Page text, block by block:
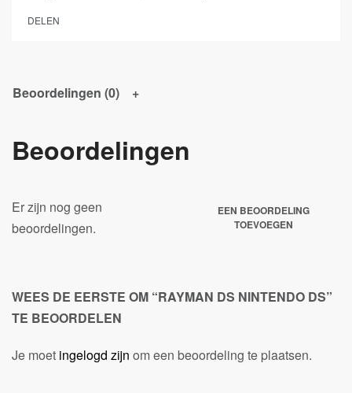
DELEN
Beoordelingen (0)
Beoordelingen
Er zijn nog geen
beoordelingen.
EEN BEOORDELING
TOEVOEGEN
WEES DE EERSTE OM “RAYMAN DS NINTENDO DS”
TE BEOORDELEN
Je moet ingelogd zijn om een beoordeling te plaatsen.